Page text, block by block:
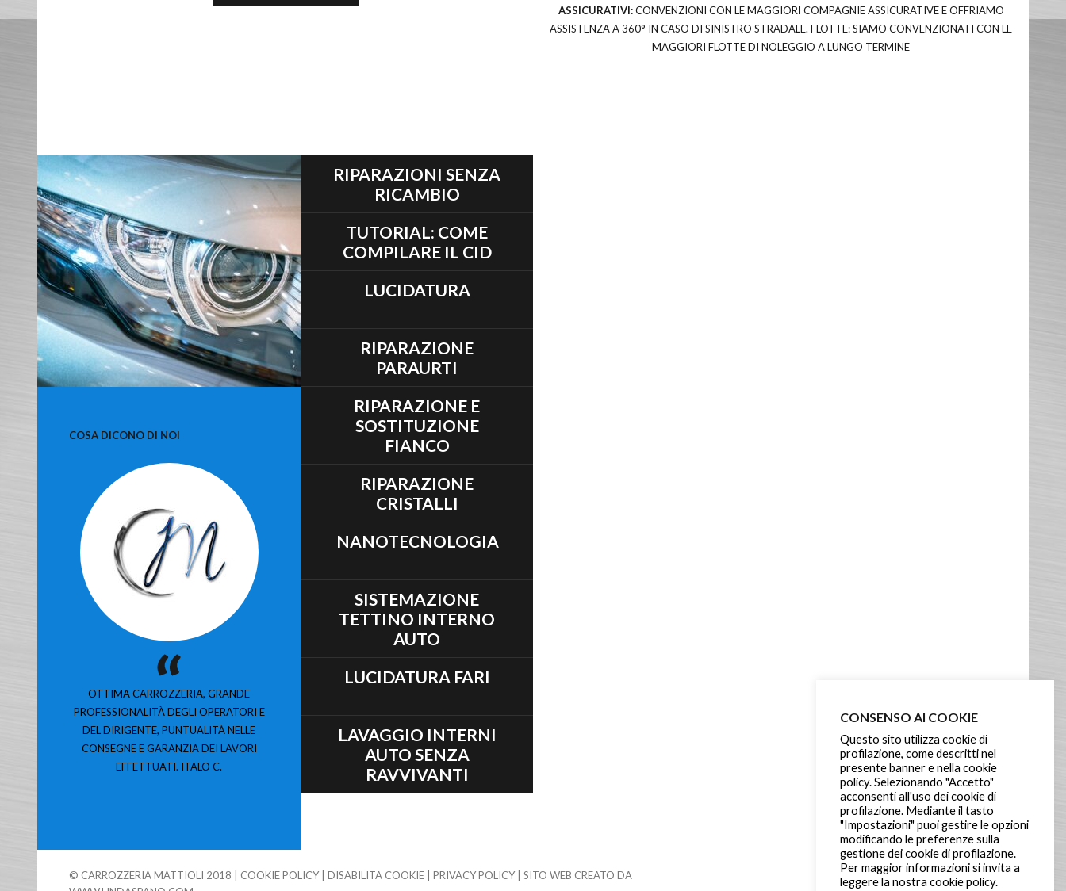
LUCIDATURA O RIPRISTINO
FARI
COSA DICONO DI NOI
OTTIMA CARROZZERIA, GRANDE
PROFESSIONALITÀ DEGLI OPERATORI E
DEL DIRIGENTE, PUNTUALITÀ NELLE
CONSEGNE E GARANZIA DEI LAVORI
EFFETTUATI. ITALO C.
RIPARAZIONI SENZA
RICAMBIO
TUTORIAL: COME
COMPILARE IL CID
LUCIDATURA
RIPARAZIONE
PARAURTI
RIPARAZIONE E
SOSTITUZIONE
FIANCO
RIPARAZIONE
CRISTALLI
NANOTECNOLOGIA
SISTEMAZIONE
TETTINO INTERNO
AUTO
LUCIDATURA FARI
LAVAGGIO INTERNI
AUTO SENZA
RAVVIVANTI
ASSICURATIVI:CONVENZIONI CON LE MAGGIORI COMPAGNIE ASSICURATIVE E OFFRIAMO
ASSISTENZA A 360° IN CASO DI SINISTRO STRADALE. FLOTTE: SIAMO CONVENZIONATI CON LE
MAGGIORI FLOTTE DI NOLEGGIO A LUNGO TERMINE
© CARROZZERIA MATTIOLI 2018 | COOKIE POLICY DISABILITA COOKIE PRIVACY POLICY
SITO WEB CREATO DA
CONSENSO AI COOKIE
Questo sito utilizza cookie di
profilazione, come descritti nel
presente banner e nella cookie
policy. Selezionando "Accetto"
acconsenti all'uso dei cookie di
profilazione. Mediante il tasto
"Impostazioni" puoi gestire le opzioni
modificando le preferenze sulla
gestione dei cookie di profilazione.
Per maggior informazioni si invita a
leggere la nostra cookie policy.